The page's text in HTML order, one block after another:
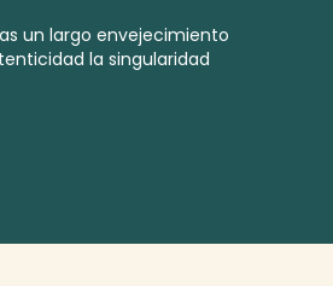
un largo envejecimiento
la singularidad